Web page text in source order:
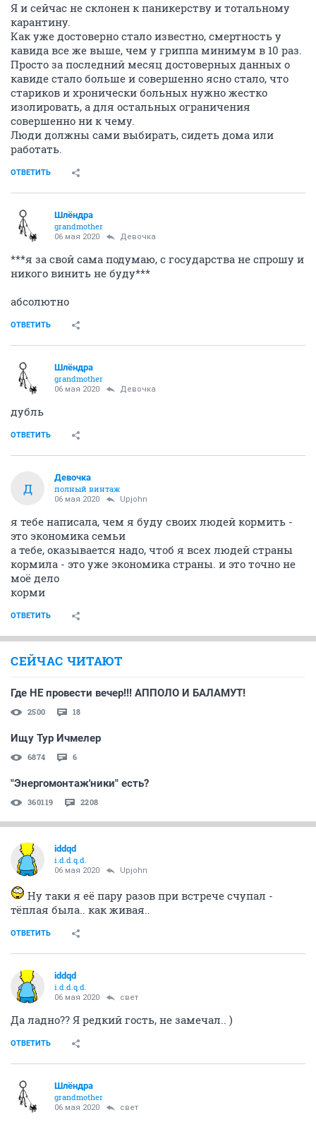
Я и сейчас не склонен к паникерству и тотальному
карантину.
Как уже достоверно стало известно, смертность у
кавида все же выше, чем у гриппа минимум в 10 раз.
Просто за последний месяц достоверных данных о
кавиде стало больше и совершенно ясно стало, что
стариков и хронически больных нужно жестко
изолировать, а для остальных ограничения
совершенно ни к чему.
Люди должны сами выбирать, сидеть дома или
работать.
ОТВЕТИТЬ
Шлёндра
grandmother
06 мая 2020 Девочка
***я за свой сама подумаю, с государства не спрошу и
никого винить не буду***
абсолютно
ОТВЕТИТЬ
Шлёндра
grandmother
06 мая 2020 Девочка
дубль
ОТВЕТИТЬ
Д
Девочка
полный винтаж
06 мая 2020 Upjohn
я тебе написала, чем я буду своих людей кормить -
это экономика семьи
а тебе, оказывается надо, чтоб я всех людей страны
кормила - это уже экономика страны. и это точно не
моё дело
корми
ОТВЕТИТЬ
СЕЙЧАС ЧИТАЮТ
Где НЕ провести вечер!!! АППОЛО И БАЛАМУТ!
2500 18
Ищу Тур Ичмелер
6874 6
"Энергомонтаж'ники" есть?
360119 2208
iddqd
i.d.d.q.d.
06 мая 2020 Upjohn
Ну таки я её пару разов при встрече счупал -
тёплая была.. как живая..
ОТВЕТИТЬ
iddqd
i.d.d.q.d.
06 мая 2020 свет
Да ладно?? Я редкий гость, не замечал.. )
ОТВЕТИТЬ
Шлёндра
grandmother
06 мая 2020 свет